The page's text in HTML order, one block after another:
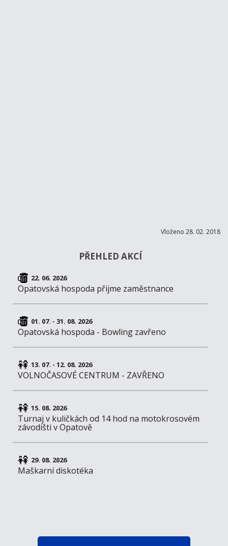
Vloženo 28. 02. 2018
PŘEHLED AKCÍ
22. 06. 2026
Opatovská hospoda přijme zaměstnance
01. 07. - 31. 08. 2026
Opatovská hospoda - Bowling zavřeno
13. 07. - 12. 08. 2026
VOLNOČASOVÉ CENTRUM - ZAVŘENO
15. 08. 2026
Turnaj v kuličkách od 14 hod na motokrosovém
závodišti v Opatově
29. 08. 2026
Maškarní diskotéka